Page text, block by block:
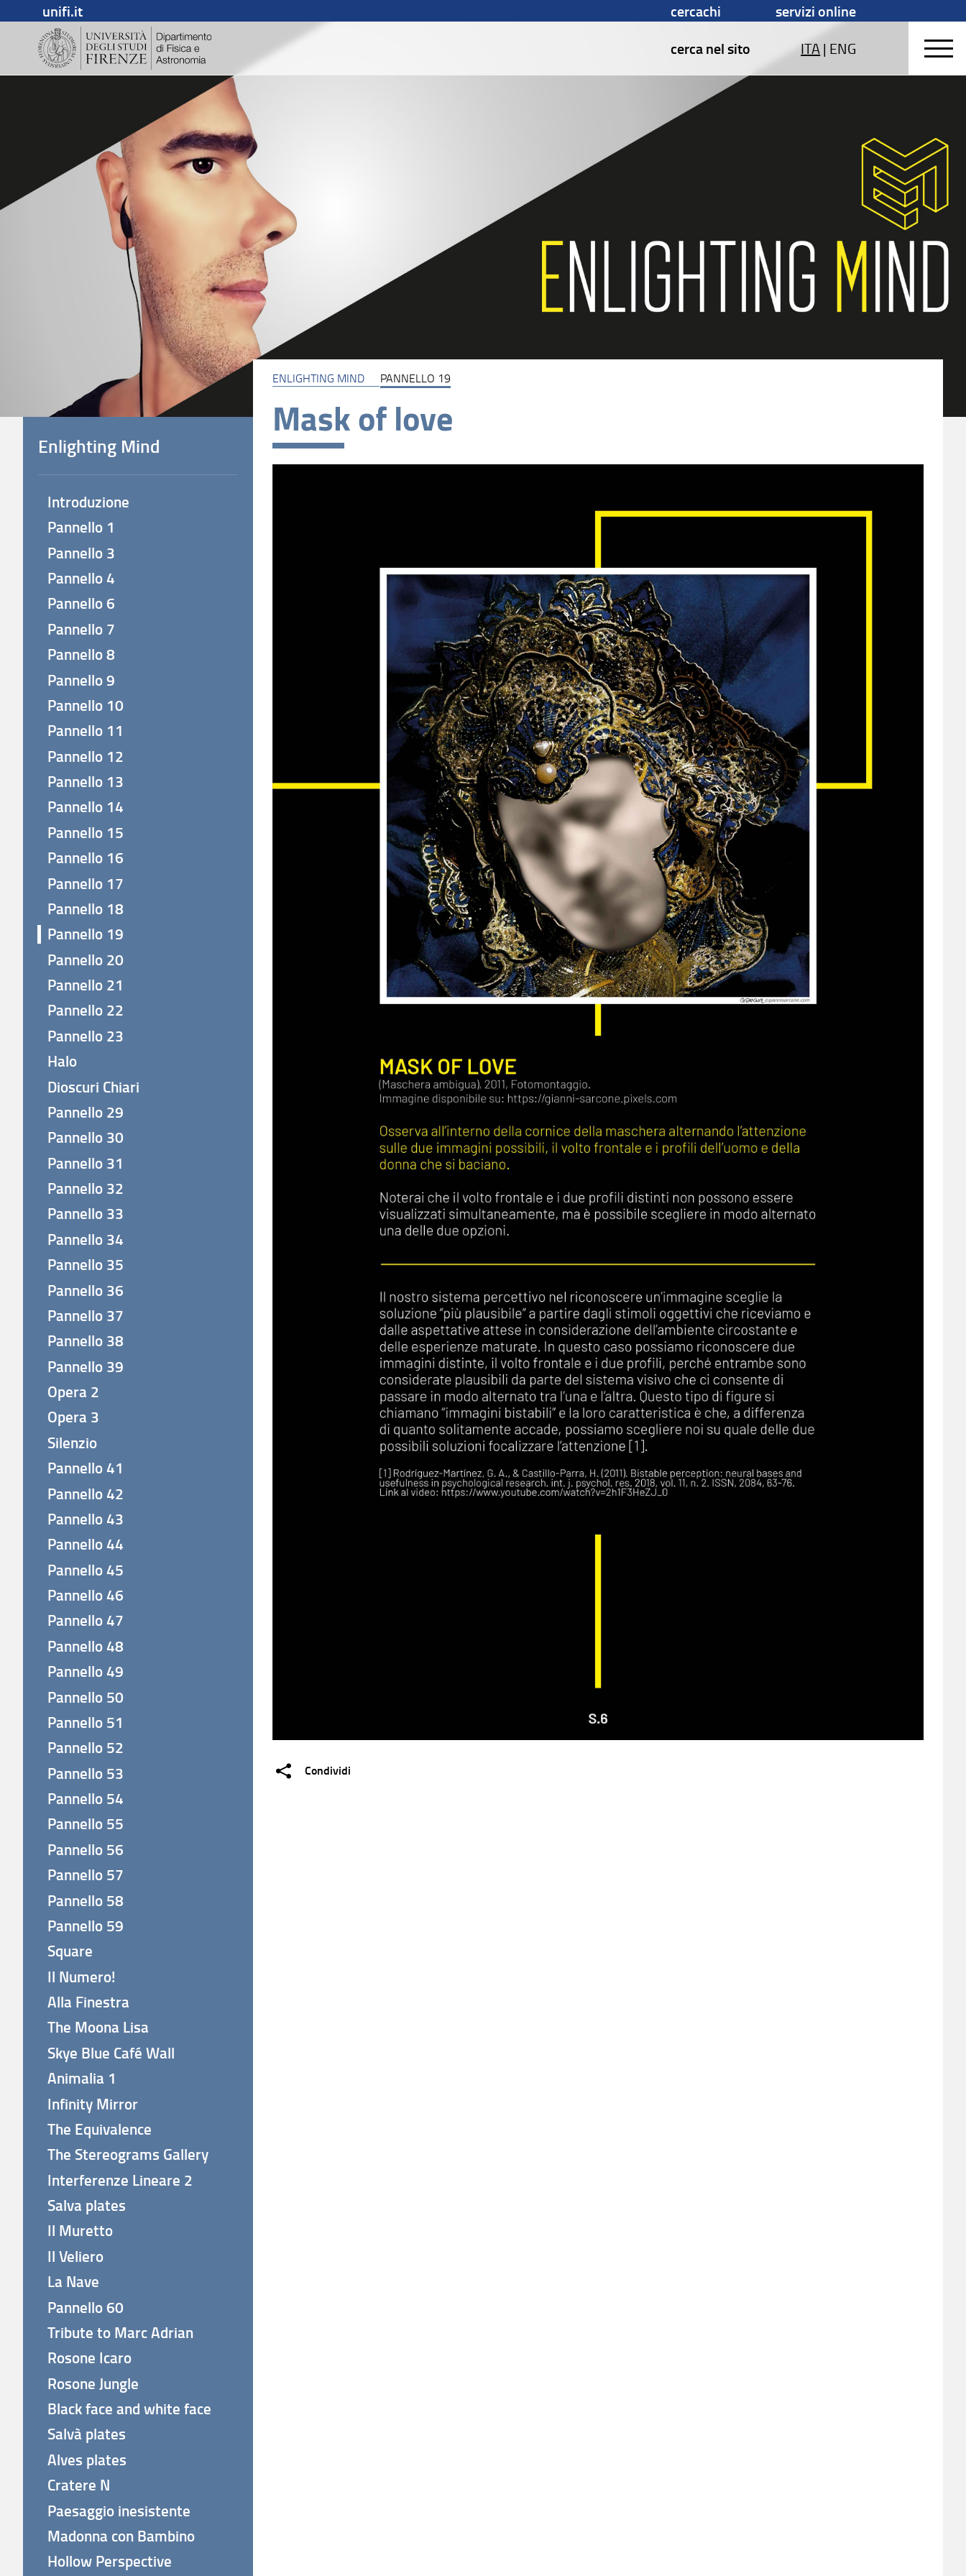
unifi.it cercachi
servizi online
cerca nel sito
ITA| ENG
ENLIGHTING MIND PANNELLO 19
Mask of love
Condividi
Enlighting Mind
Introduzione
Pannello 1
Pannello 3
Pannello 4
Pannello 6
Pannello 7
Pannello 8
Pannello 9
Pannello 10
Pannello 11
Pannello 12
Pannello 13
Pannello 14
Pannello 15
Pannello 16
Pannello 17
Pannello 18
Pannello 19
Pannello 20
Pannello 21
Pannello 22
Pannello 23
Halo
Dioscuri Chiari
Pannello 29
Pannello 30
Pannello 31
Pannello 32
Pannello 33
Pannello 34
Pannello 35
Pannello 36
Pannello 37
Pannello 38
Pannello 39
Opera 2
Opera 3
Silenzio
Pannello 41
Pannello 42
Pannello 43
Pannello 44
Pannello 45
Pannello 46
Pannello 47
Pannello 48
Pannello 49
Pannello 50
Pannello 51
Pannello 52
Pannello 53
Pannello 54
Pannello 55
Pannello 56
Pannello 57
Pannello 58
Pannello 59
Square
Il Numero!
Alla Finestra
The Moona Lisa
Skye Blue Café Wall
Animalia 1
Infinity Mirror
The Equivalence
The Stereograms Gallery
Interferenze Lineare 2
Salva plates
Il Muretto
Il Veliero
La Nave
Pannello 60
Tribute to Marc Adrian
Rosone Icaro
Rosone Jungle
Black face and white face
Salvà plates
Alves plates
Cratere N
Paesaggio inesistente
Madonna con Bambino
Hollow Perspective